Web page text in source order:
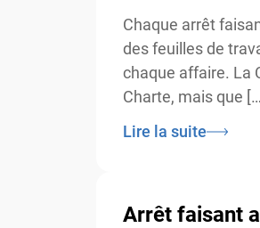
Chaque arrêt
des feuilles de
chaque affaire. La
Charte, mais que […]
Lire la suite
Arrêt faisant